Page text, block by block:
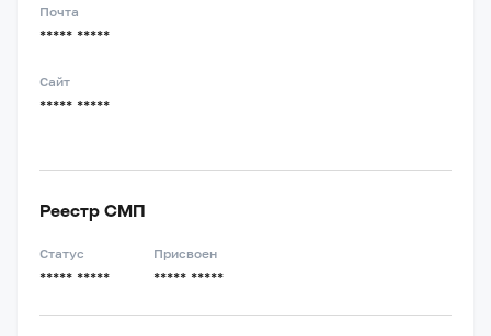
Почта
***** *****
Сайт
***** *****
Реестр СМП
Статус
***** *****
Присвоен
***** *****